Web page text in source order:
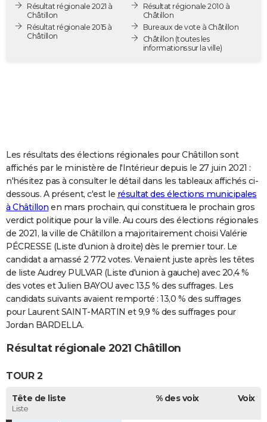
Destinations
City break
Voyage nature
Voyage de noces
Forum
PHOTO
GUIDES D'ACHAT
COPAINS D'AVANT
S'inscrire
Se connecter
Lycées
Collèges
Primaires
Universités
Entreprises
Service militaire
Avis de recherche
AVIS DE DÉCÈS
FORUM
Bricolage
Lifestyle
Culture
Sport
Auto
Television
Voyage
Cinema
Résultat régionale 2021 à
Châtillon
Résultat régionale 2015 à
Châtillon
Résultat régionale 2010 à
Châtillon
Bureaux de vote à Châtillon
Châtillon (toutes les
informations sur la ville)
Les résultats des élections régionales pour Châtillon sont
affichés par le ministère de l'Intérieur depuis le 27 juin 2021 :
n'hésitez pas à consulter le détail dans les tableaux affichés ci-
dessous. A présent, c'est le résultat des élections municipales
à Châtillon en mars prochain, qui constituera le prochain gros
verdict politique pour la ville. Au cours des élections régionales
de 2021, la ville de Châtillon a majoritairement choisi Valérie
PÉCRESSE (Liste d'union à droite) dès le premier tour. Le
candidat a amassé 2 772 votes. Venaient juste après les têtes
de liste Audrey PULVAR (Liste d'union à gauche) avec 20,4 %
des votes et Julien BAYOU avec 13,5 % des suffrages. Les
candidats suivants avaient remporté : 13,0 % des suffrages
pour Laurent SAINT-MARTIN et 9,9 % des suffrages pour
Jordan BARDELLA.
Résultat régionale 2021 Châtillon
TOUR 2
Tête de liste
Liste
% des voix Voix